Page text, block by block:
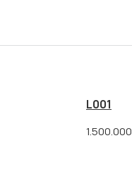
L001
1.500.000